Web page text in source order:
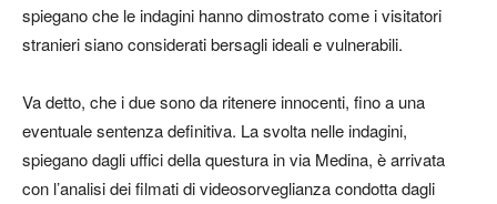
spiegano che le indagini hanno dimostrato come i visitatori
stranieri siano considerati bersagli ideali e vulnerabili.
Va detto, che i due sono da ritenere innocenti, fino a una
eventuale sentenza definitiva. La svolta nelle indagini,
spiegano dagli uffici della questura in via Medina, è arrivata
con l’analisi dei filmati di videosorveglianza condotta dagli